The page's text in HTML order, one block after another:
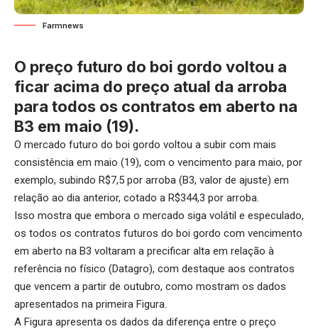
Farmnews
O preço futuro do boi gordo voltou a
ficar acima do preço atual da arroba
para todos os contratos em aberto na
B3 em maio (19).
O mercado futuro do boi gordo voltou a subir com mais
consistência em maio (19), com o vencimento para maio, por
exemplo, subindo R$7,5 por arroba (B3, valor de ajuste) em
relação ao dia anterior, cotado a R$344,3 por arroba.
Isso mostra que embora o mercado siga volátil e especulado,
os todos os contratos futuros do boi gordo com vencimento
em aberto na B3 voltaram a precificar alta em relação à
referência no físico (Datagro), com destaque aos contratos
que vencem a partir de outubro, como mostram os dados
apresentados na primeira Figura.
A Figura apresenta os dados da diferença entre o preço